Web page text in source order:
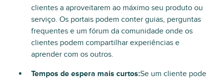
clientes a aproveitarem ao máximo seu produto ou
serviço. Os portais podem conter guias, perguntas
frequentes e um fórum da comunidade onde os
clientes podem compartilhar experiências e
aprender com os outros.
Tempos de espera mais curtos:Se um cliente pode